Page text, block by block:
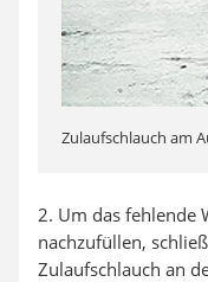
Zulaufschlauch am
2. Um das fehlende
nachzufüllen,
Zulaufschlauch an